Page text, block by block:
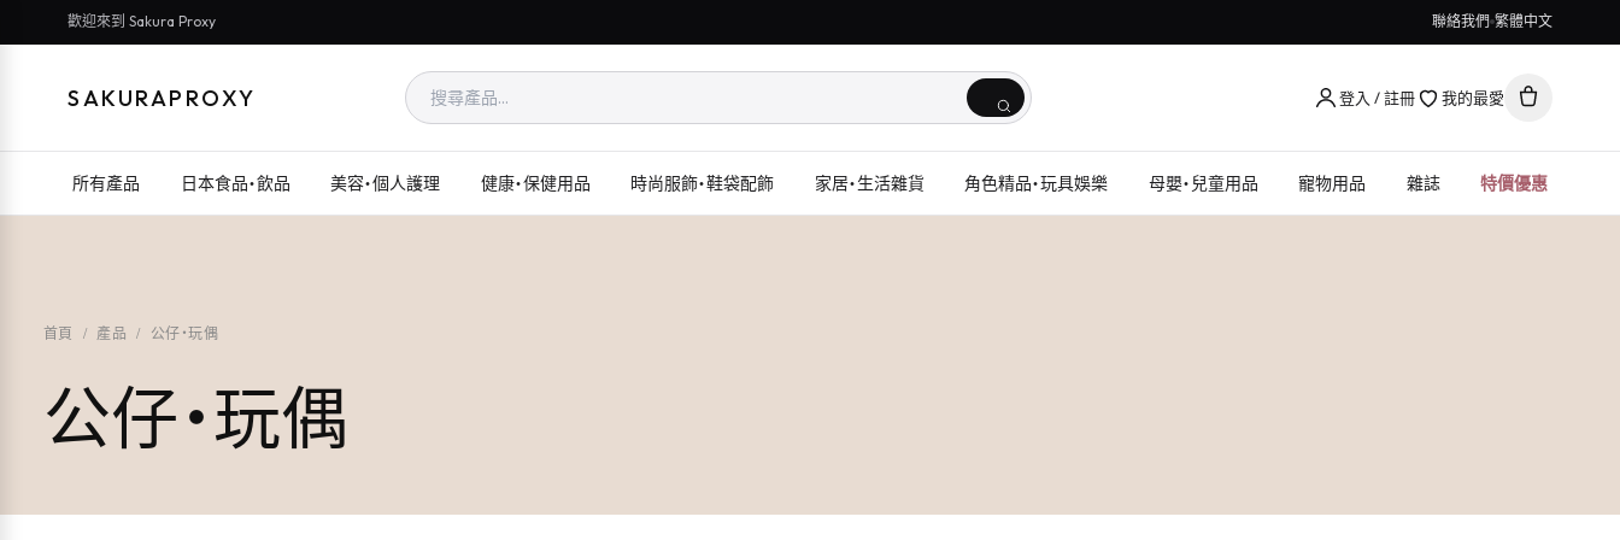
歡迎來到 Sakura Proxy 聯絡我們 繁體中文
SAKURAPROXY 登入 / 註冊 我的最愛
所有產品 日本食品・飲品 美容・個人護理 健康・保健用品 時尚服飾・鞋袋配飾 家居・生活雜貨 角色精品・玩具娛樂 母嬰・兒童用品 寵物用品 雜誌 特價優惠
首頁 / 產品 / 公仔・玩偶
公仔・玩偶